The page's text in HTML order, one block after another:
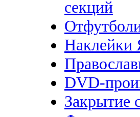
секций
Наклейки
DVD-
Закрытие